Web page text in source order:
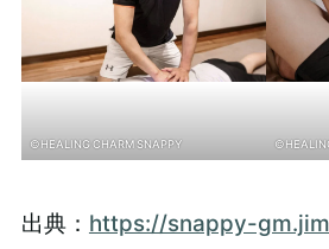
©HEALING CHARM SNAPPY
出典： https://snappy-